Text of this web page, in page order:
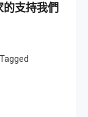
的支持我們
Tagged